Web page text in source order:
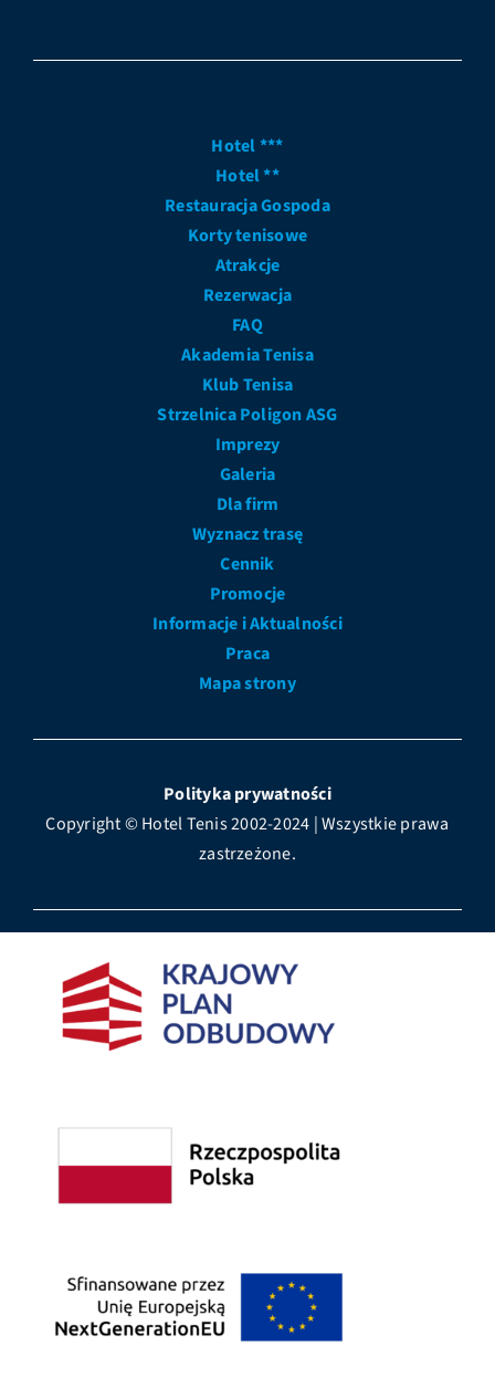
Hotel ***
Hotel **
Restauracja Gospoda
Korty tenisowe
Atrakcje
Rezerwacja
FAQ
Akademia Tenisa
Klub Tenisa
Strzelnica Poligon ASG
Imprezy
Galeria
Dla firm
Wyznacz trasę
Cennik
Promocje
Informacje i Aktualności
Praca
Mapa strony
Polityka prywatności
Copyright © Hotel Tenis 2002-2024 | Wszystkie prawa
zastrzeżone.